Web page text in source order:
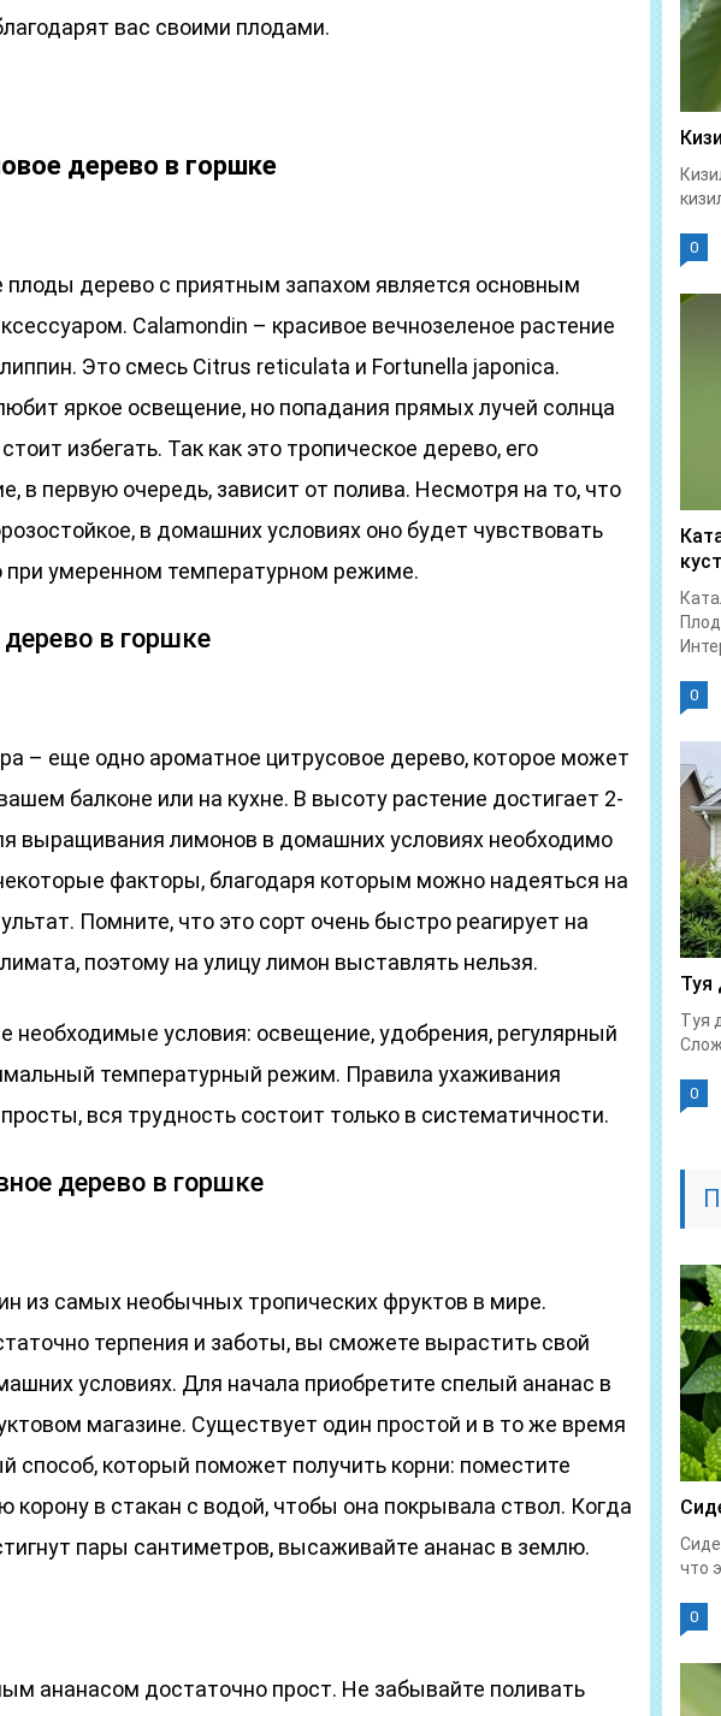
вас своими плодами.
дерево в горшке
дерево с приятным запахом является основным
Calamondin – красивое вечнозеленое растение
Это смесь Citrus reticulata и Fortunella japonica.
яркое освещение, но попадания прямых лучей солнца
избегать. Так как это тропическое дерево, его
в первую очередь, зависит от полива. Несмотря на то, что
в домашних условиях оно будет чувствовать
при умеренном температурном режиме.
в горшке
– еще одно ароматное цитрусовое дерево, которое может
балконе или на кухне. В высоту растение достигает 2-
выращивания лимонов в домашних условиях необходимо
факторы, благодаря которым можно надеяться на
Помните, что это сорт очень быстро реагирует на
поэтому на улицу лимон выставлять нельзя.
необходимые условия: освещение, удобрения, регулярный
температурный режим. Правила ухаживания
вся трудность состоит только в систематичности.
дерево в горшке
из самых необычных тропических фруктов в мире.
терпения и заботы, вы сможете вырастить свой
условиях. Для начала приобретите спелый ананас в
магазине. Существует один простой и в то же время
способ, который поможет получить корни: поместите
корону в стакан с водой, чтобы она покрывала ствол. Когда
пары сантиметров, высаживайте ананас в землю.
ананасом достаточно прост. Не забывайте поливать
0
0
Туя
Туя
0
что
0